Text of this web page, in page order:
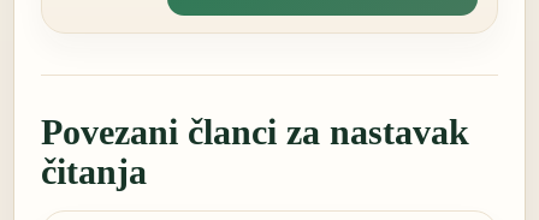
Povezani članci za nastavak
čitanja